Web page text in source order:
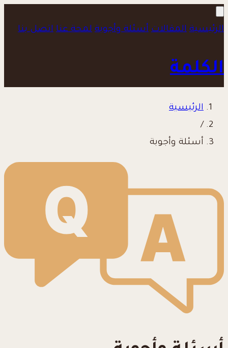
الرئيسية المقالات أسئلة وأجوبة لمحة عنا اتصل بنا
الكلمة
الرئيسية
/
أسئلة وأجوبة